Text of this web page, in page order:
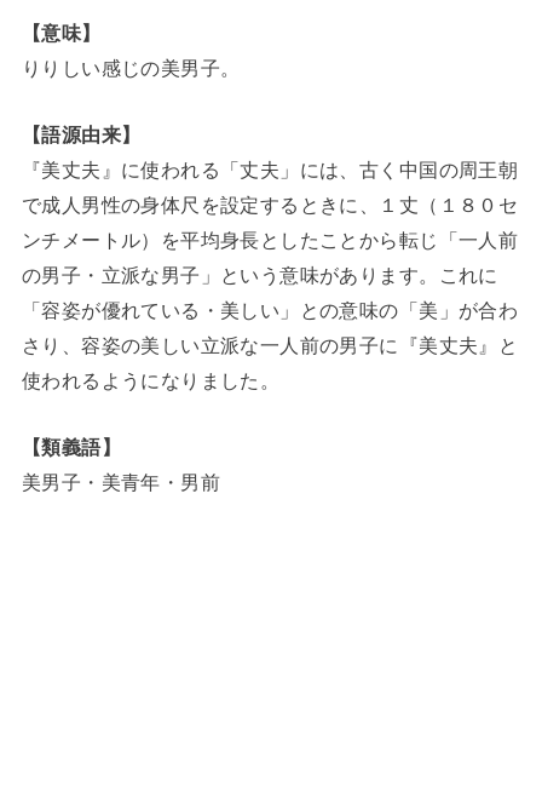
【意味】
りりしい感じの美男子。
【語源由来】
『美丈夫』に使われる「丈夫」には、古く中国の周王朝
で成人男性の身体尺を設定するときに、１丈（１８０セ
ンチメートル）を平均身長としたことから転じ「一人前
の男子・立派な男子」という意味があります。これに
「容姿が優れている・美しい」との意味の「美」が合わ
さり、容姿の美しい立派な一人前の男子に『美丈夫』と
使われるようになりました。
【類義語】
美男子・美青年・男前